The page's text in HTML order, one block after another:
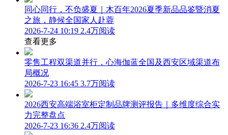
同心同行，不负盛夏｜木百年2026夏季新品品鉴暨消夏
之旅，静候全国家人赴蓉
2026-7-24 10:19 2.4万阅读
查看更多
零售工程双渠道并行，心海伽蓝全国及西安区域渠道布
局概况
2026-7-23 16:45 3.7万阅读
2026西安高端浴室柜定制品牌测评报告｜多维度综合实
力完整盘点
2026-7-23 16:36 2.4万阅读